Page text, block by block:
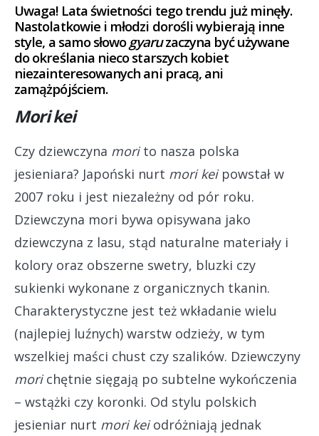
Uwaga! Lata świetności tego trendu już minęły.
Nastolatkowie i młodzi dorośli wybierają inne
style, a samo słowo gyaruzaczyna być używane
do określania nieco starszych kobiet
niezainteresowanych ani pracą, ani
zamążpójściem.
Mori kei
Czy dziewczyna morito nasza polska
jesieniara? Japoński nurt mori keipowstał w
2007 roku i jest niezależny od pór roku.
Dziewczyna mori bywa opisywana jako
dziewczyna z lasu, stąd naturalne materiały i
kolory oraz obszerne swetry, bluzki czy
sukienki wykonane z organicznych tkanin.
Charakterystyczne jest też wkładanie wielu
(najlepiej luźnych) warstw odzieży, w tym
wszelkiej maści chust czy szalików. Dziewczyny
morichętnie sięgają po subtelne wykończenia
– wstążki czy koronki. Od stylu polskich
jesieniar nurt mori keiodróżniają jednak